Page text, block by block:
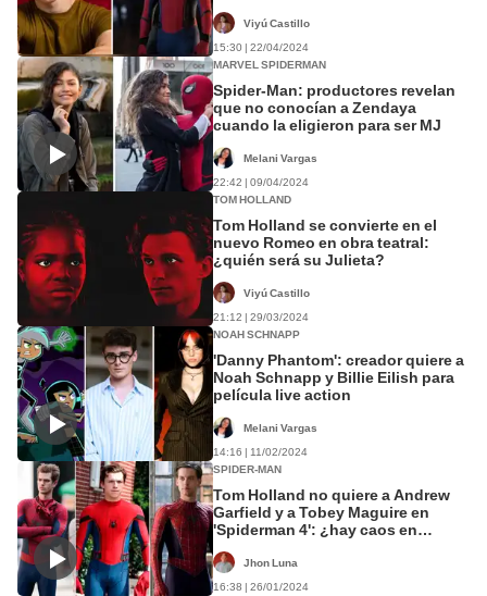
Viyú Castillo
15:30 | 22/04/2024
MARVEL SPIDERMAN
Spider-Man: productores revelan
que no conocían a Zendaya
cuando la eligieron para ser MJ
Melani Vargas
22:42 | 09/04/2024
TOM HOLLAND
Tom Holland se convierte en el
nuevo Romeo en obra teatral:
¿quién será su Julieta?
Viyú Castillo
21:12 | 29/03/2024
NOAH SCHNAPP
'Danny Phantom': creador quiere a
Noah Schnapp y Billie Eilish para
película live action
Melani Vargas
14:16 | 11/02/2024
SPIDER-MAN
Tom Holland no quiere a Andrew
Garfield y a Tobey Maguire en
'Spiderman 4': ¿hay caos en
Jhon Luna
16:38 | 26/01/2024